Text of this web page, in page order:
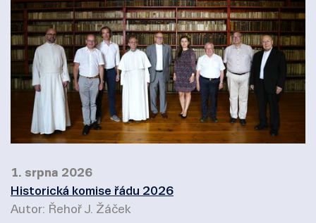
1. srpna 2026
Historická komise řádu 2026
Autor: Řehoř J. Žáček